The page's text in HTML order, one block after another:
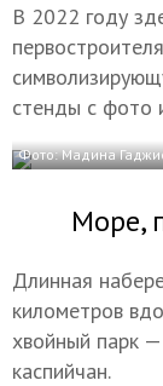
В 2022 году
стенды с фото
Фото: Мадина
Море,
Длинная
километров
хвойный парк
каспийчан.